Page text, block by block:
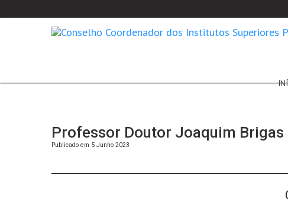
Professor Doutor Joaquim
Publicado em 5 Junho 2023